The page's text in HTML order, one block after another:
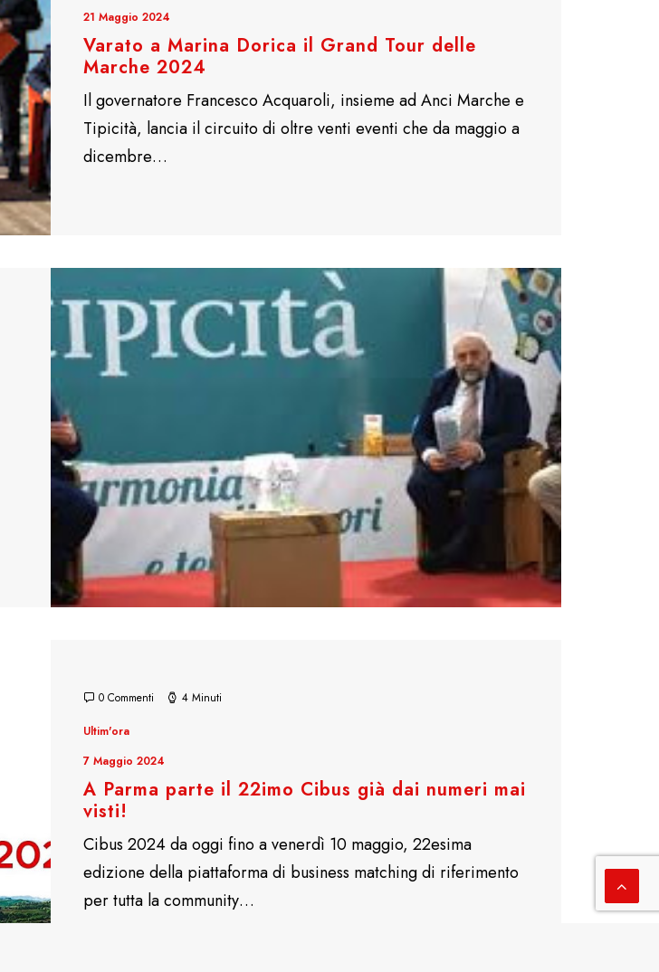
21 Maggio 2024
Varato a Marina Dorica il Grand Tour delle
Marche 2024
Il governatore Francesco Acquaroli, insieme ad Anci Marche e
Tipicità, lancia il circuito di oltre venti eventi che da maggio a
dicembre…
0 Commenti 4 Minuti
Ultim'ora
7 Maggio 2024
A Parma parte il 22imo Cibus già dai numeri mai
visti!
Cibus 2024 da oggi fino a venerdì 10 maggio, 22esima
edizione della piattaforma di business matching di riferimento
per tutta la community…